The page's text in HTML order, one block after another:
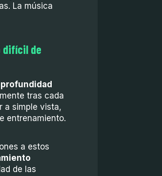
La música
difícil de
tras cada
a simple vista,
entrenamiento.
a estos
de las